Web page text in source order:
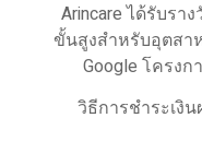
Arincare ได้รับรา
ขั้นสูงสำหรับอุตสา
Google โครงก
วิธีการชำระเงิ